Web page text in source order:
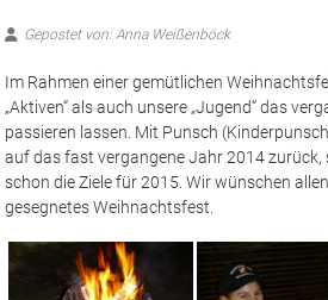
Gepostet von: Anna Weißenböck
Im Rahmen einer gemütlichen
„Aktiven“ als auch unsere „Jugend“ das
passieren lassen. Mit Punsch
auf das fast vergangene Jahr 2014 zurück,
schon die Ziele für 2015. Wir wünschen
gesegnetes Weihnachtsfest.